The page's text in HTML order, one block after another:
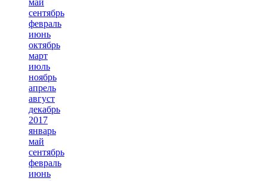
сентябрь
февраль
июнь
октябрь
март
июль
ноябрь
апрель
август
декабрь
2017
январь
май
сентябрь
февраль
июнь